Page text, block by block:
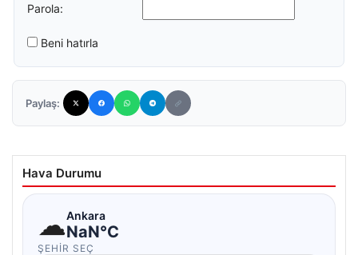
Parola:
Beni hatırla
Paylaş:
Hava Durumu
☁Ankara
NaN°C
ŞEHIR SEÇ